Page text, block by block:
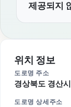
제공되지
위치 정보
도로명 주소
경상북도 경산
도로명 상세주소